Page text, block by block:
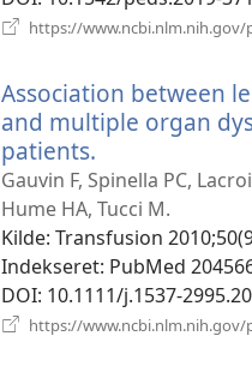
https://www.ncbi.nlm.nih.gov/
Association between
and multiple organ
patients.
nyt
vindue)
Gauvin F, Spinella PC,
Hume HA, Tucci M.
Kilde‎: Transfusion
Indekseret‎: PubMed
DOI‎: 10.1111/j.1537-
https://www.ncbi.nlm.nih.gov/